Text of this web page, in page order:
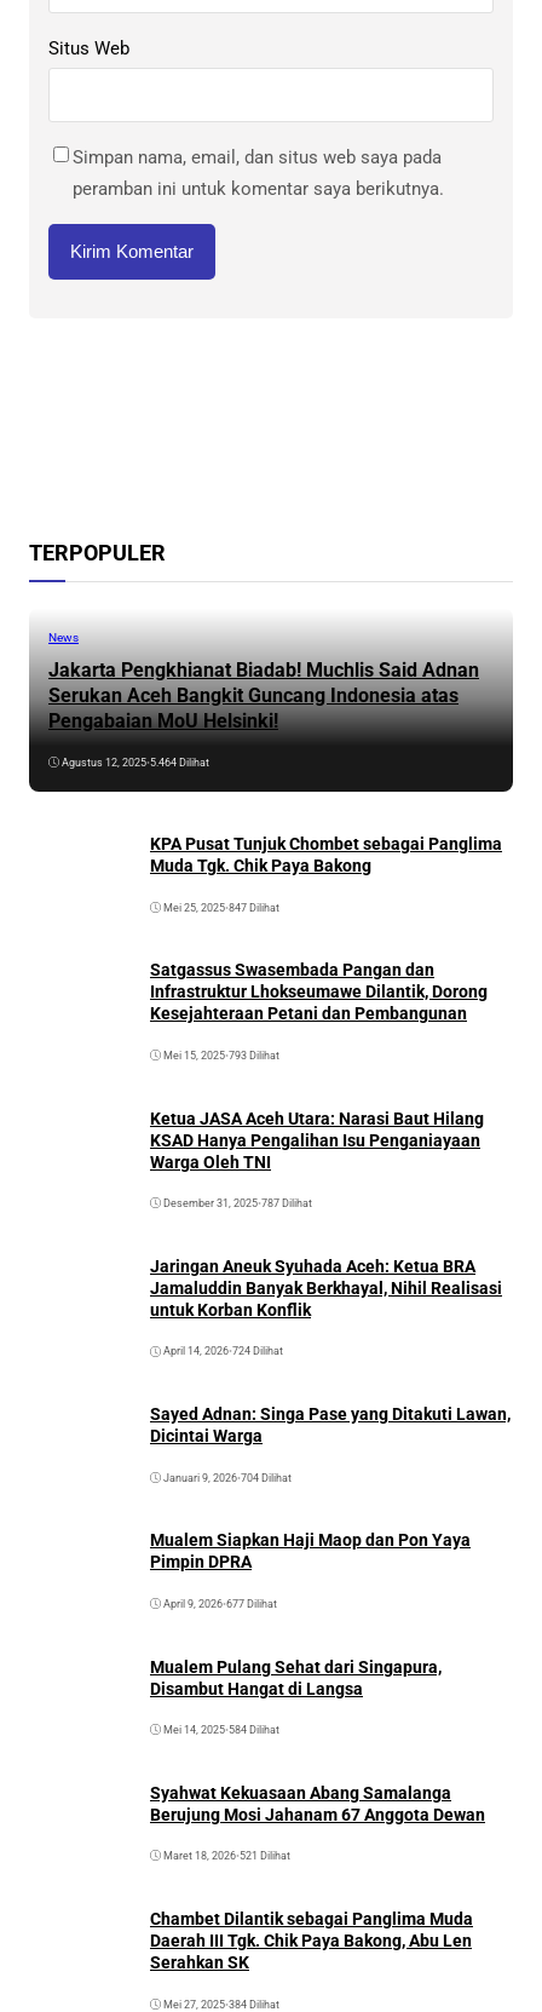
Situs Web
Simpan nama, email, dan situs web saya pada
peramban ini untuk komentar saya berikutnya.
TERPOPULER
News
Jakarta Pengkhianat Biadab! Muchlis Said Adnan
Serukan Aceh Bangkit Guncang Indonesia atas
Pengabaian MoU Helsinki!
Agustus 12, 2025•5.464 Dilihat
KPA Pusat Tunjuk Chombet sebagai Panglima
Muda Tgk. Chik Paya Bakong
Mei 25, 2025•847 Dilihat
Satgassus Swasembada Pangan dan
Infrastruktur Lhokseumawe Dilantik, Dorong
Kesejahteraan Petani dan Pembangunan
Mei 15, 2025•793 Dilihat
Ketua JASA Aceh Utara: Narasi Baut Hilang
KSAD Hanya Pengalihan Isu Penganiayaan
Warga Oleh TNI
Desember 31, 2025•787 Dilihat
Jaringan Aneuk Syuhada Aceh: Ketua BRA
Jamaluddin Banyak Berkhayal, Nihil Realisasi
untuk Korban Konflik
April 14, 2026•724 Dilihat
Sayed Adnan: Singa Pase yang Ditakuti Lawan,
Dicintai Warga
Januari 9, 2026•704 Dilihat
Mualem Siapkan Haji Maop dan Pon Yaya
Pimpin DPRA
April 9, 2026•677 Dilihat
Mualem Pulang Sehat dari Singapura,
Disambut Hangat di Langsa
Mei 14, 2025•584 Dilihat
Syahwat Kekuasaan Abang Samalanga
Berujung Mosi Jahanam 67 Anggota Dewan
Maret 18, 2026•521 Dilihat
Chambet Dilantik sebagai Panglima Muda
Daerah III Tgk. Chik Paya Bakong, Abu Len
Serahkan SK
Mei 27, 2025•384 Dilihat